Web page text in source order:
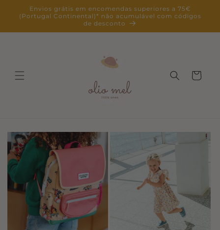
para o
conteúdo
Envios grátis em encomendas superiores a 75€
(Portugal Continental)* não acumulável com códigos
de desconto
Carrinho